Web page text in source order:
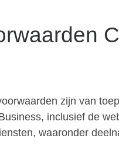
zijn van
inclusief de
waaronder